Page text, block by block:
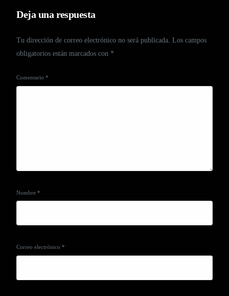
Deja una respuesta
Tu dirección de correo electrónico no será publicada. Los campos
obligatorios están marcados con *
Comentario*
Nombre*
Correo electrónico*